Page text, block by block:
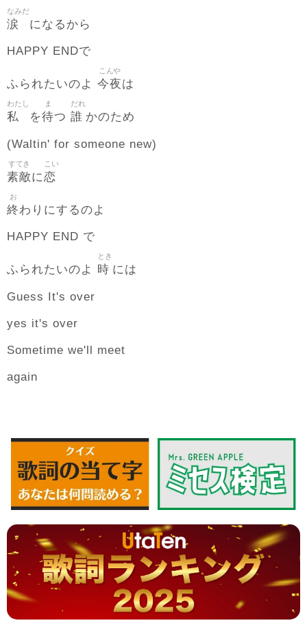
涙
なみだ
になるから
HAPPY ENDで
ふられたいのよ 今夜
こんや
は
私
わたし
を待
ま
つ 誰
だれ
かのため
(Waltin' for someone new)
素敵
すてき
に恋
こい
終
お
わりにするのよ
HAPPY END で
ふられたいのよ 時
とき
には
Guess It's over
yes it's over
Sometime we'll meet
again